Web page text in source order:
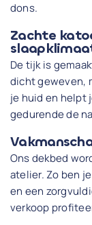
dons.
Zachte
De tijk is
dicht geweven,
je huid en helpt
gedurende de
Ons dekbed
atelier. Zo ben
en een
verkoop